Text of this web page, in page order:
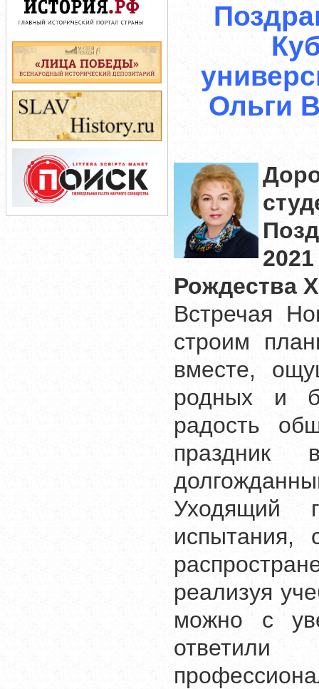
К
Ольги
Рождества
Встречая
строим
вместе,
родных и
радость
праздник
Уходящий
испытания,
реализуя
можно с